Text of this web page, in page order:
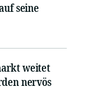
seine
weitet
nervös